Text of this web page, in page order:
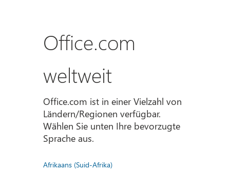
Office.com
weltweit
Office.com ist in einer Vielzahl von
Ländern/Regionen verfügbar.
Wählen Sie unten Ihre bevorzugte
Sprache aus.
Afrikaans (Suid-Afrika)